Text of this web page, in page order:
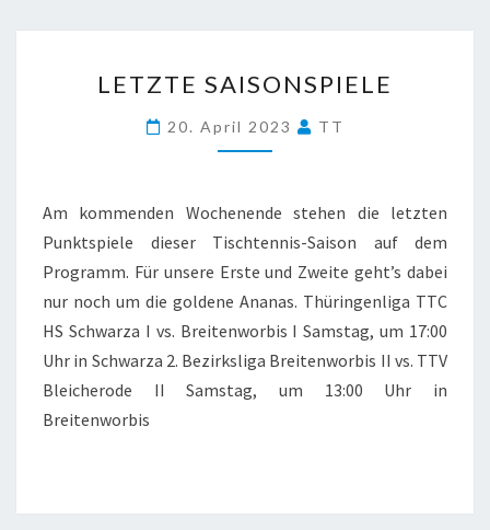
SAISONSPIELE
LETZTE SAISONSPIELE
20. April 2023 TT
Am kommenden Wochenende stehen die letzten
Punktspiele dieser Tischtennis-Saison auf dem
Programm. Für unsere Erste und Zweite geht’s dabei
nur noch um die goldene Ananas. Thüringenliga TTC
HS Schwarza I vs. Breitenworbis I Samstag, um 17:00
Uhr in Schwarza 2. Bezirksliga Breitenworbis II vs. TTV
Bleicherode II Samstag, um 13:00 Uhr in
Breitenworbis